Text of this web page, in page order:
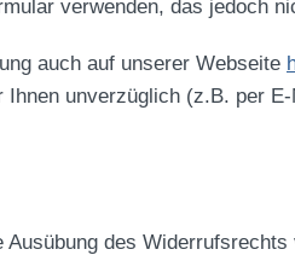
verwenden, das jedoch
auch auf unserer Webseite
unverzüglich (z.B. per
des